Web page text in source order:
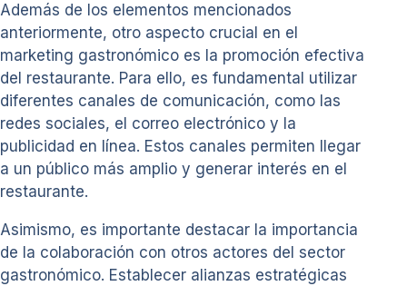
Además de los elementos mencionados
anteriormente, otro aspecto crucial en el
marketing gastronómico es la promoción efectiva
del restaurante. Para ello, es fundamental utilizar
diferentes canales de comunicación, como las
redes sociales, el correo electrónico y la
publicidad en línea. Estos canales permiten llegar
a un público más amplio y generar interés en el
restaurante.
Asimismo, es importante destacar la importancia
de la colaboración con otros actores del sector
gastronómico. Establecer alianzas estratégicas